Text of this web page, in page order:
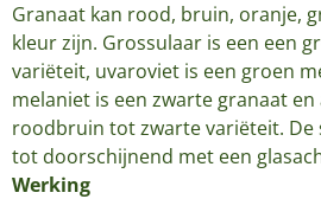
Granaat kan rood, bruin, oranje,
kleur zijn. Grossulaar is een een
variëteit, uvaroviet is een groen
melaniet is een zwarte granaat
roodbruin tot zwarte variëteit. De
tot doorschijnend met een
Werking